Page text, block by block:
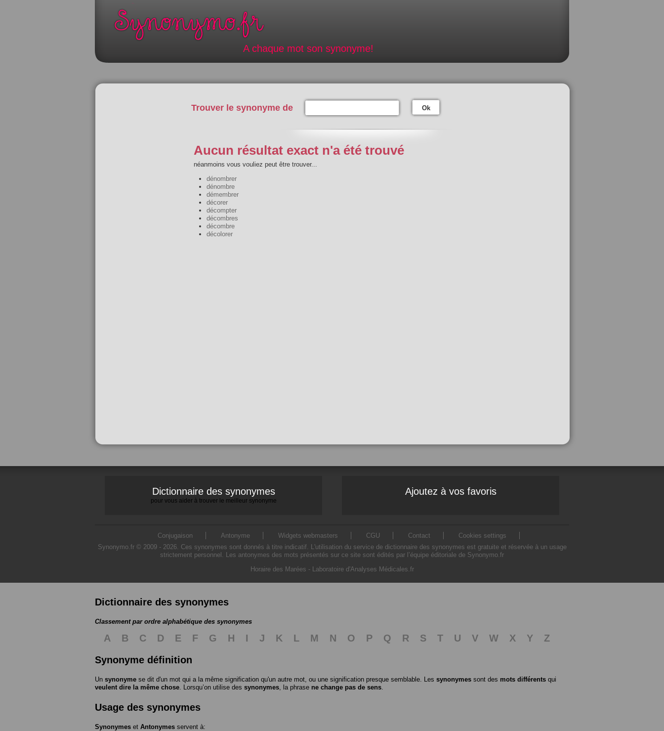
A chaque mot son synonyme!
Trouver le synonyme de Ok
Aucun résultat exact n'a été trouvé
néanmoins vous vouliez peut être trouver...
dénombrer
dénombre
démembrer
décorer
décompter
décombres
décombre
décolorer
Dictionnaire des synonymes
pour vous aider à trouver le meilleur synonyme
Ajoutez à vos favoris
Conjugaison Antonyme Widgets webmasters CGU Contact
Cookies settings
Synonymo.fr © 2009 - 2026. Ces synonymes sont donnés à titre indicatif. L'utilisation du service de dictionnaire des synonymes est gratuite et réservée à un usage
strictement personnel. Les antonymes des mots présentés sur ce site sont édités par l’équipe éditoriale de Synonymo.fr
Horaire des Marées - Laboratoire d'Analyses Médicales.fr
Dictionnaire des synonymes
Classement par ordre alphabétique des synonymes
A B C D E F G H I J K L M N O P Q R S T U V W X Y
Z
Synonyme définition
Un synonyme se dit d'un mot qui a la même signification qu'un autre mot, ou une signification presque semblable. Les synonymes sont des mots différents qui
veulent dire la même chose . Lorsqu’on utilise des synonymes , la phrase ne change pas de sens
Usage des synonymes
Synonymes et Antonymes servent à: